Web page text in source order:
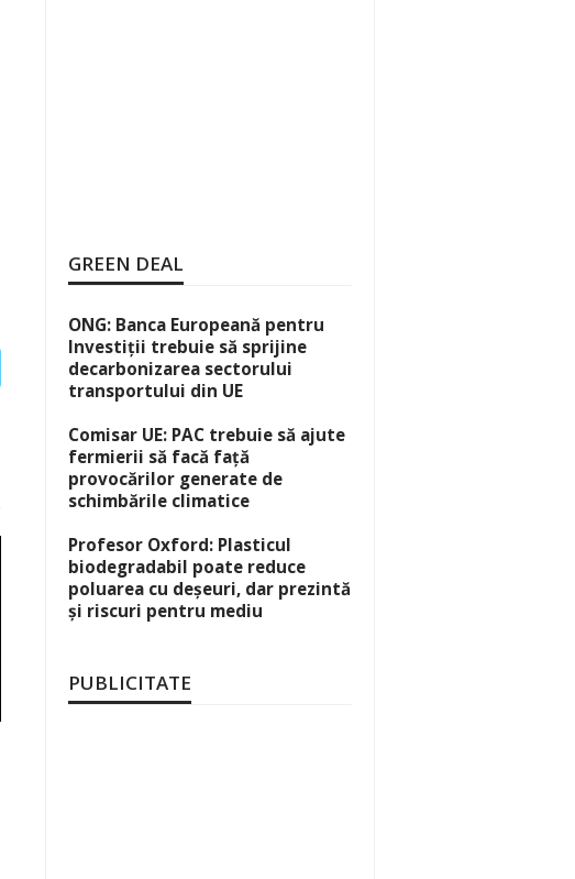
GREEN DEAL
ONG: Banca Europeană pentru
Investiții trebuie să sprijine
decarbonizarea sectorului
transportului din UE
Comisar UE: PAC trebuie să ajute
fermierii să facă față
provocărilor generate de
schimbările climatice
Profesor Oxford: Plasticul
biodegradabil poate reduce
poluarea cu deșeuri, dar prezintă
și riscuri pentru mediu
PUBLICITATE